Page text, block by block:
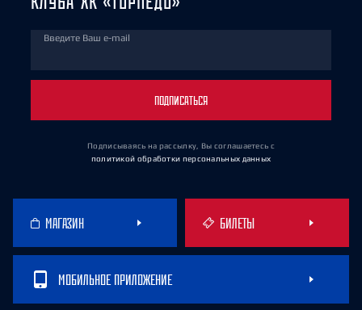
Введите Ваш e-mail
ПОДПИСАТЬСЯ
Подписываясь на рассылку, Вы соглашаетесь с
политикой обработки персональных данных
МАГАЗИН БИЛЕТЫ
МОБИЛЬНОЕ ПРИЛОЖЕНИЕ